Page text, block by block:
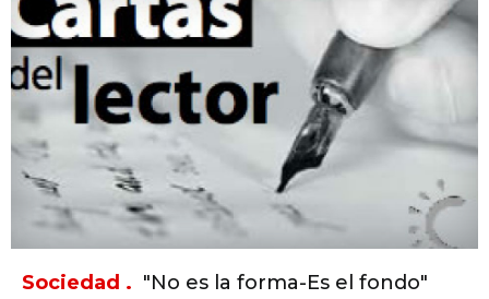
Sociedad . "No es la forma-Es el fondo"